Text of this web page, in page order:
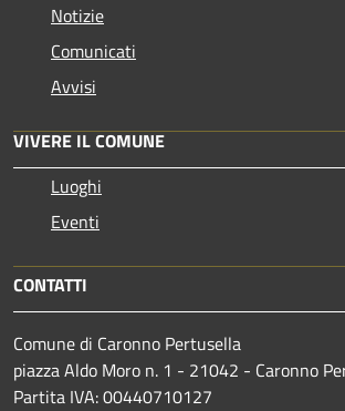
Notizie
Comunicati
Avvisi
VIVERE IL COMUNE
Luoghi
Eventi
CONTATTI
Comune di Caronno Pertusella
piazza Aldo Moro n. 1 - 21042 - Caronno
Partita IVA: 00440710127